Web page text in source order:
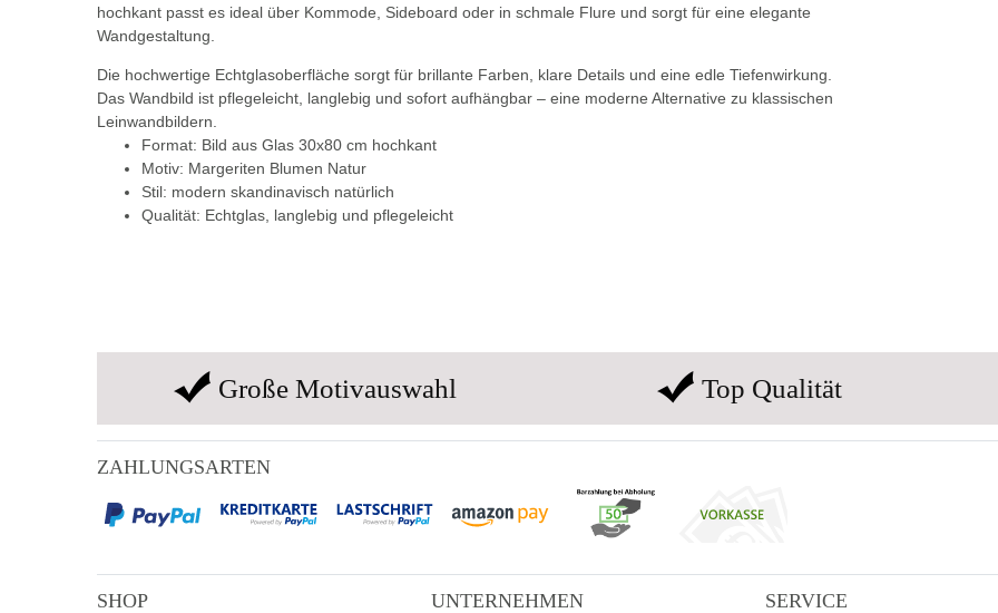
hochkant passt es ideal über Kommode, Sideboard oder in schmale Flure und sorgt für eine elegante
Wandgestaltung.
Die hochwertige Echtglasoberfläche sorgt für brillante Farben, klare Details und eine edle Tiefenwirkung.
Das Wandbild ist pflegeleicht, langlebig und sofort aufhängbar – eine moderne Alternative zu klassischen
Leinwandbildern.
Format: Bild aus Glas 30x80 cm hochkant
Motiv: Margeriten Blumen Natur
Stil: modern skandinavisch natürlich
Qualität: Echtglas, langlebig und pflegeleicht
Große Motivauswahl Top Qualität
ZAHLUNGSARTEN
SHOP UNTERNEHMEN SERVICE